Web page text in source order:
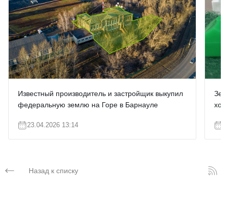
Известный производитель и застройщик выкупил
федеральную землю на Горе в Барнауле
23.04.2026 13:14
Назад к списку